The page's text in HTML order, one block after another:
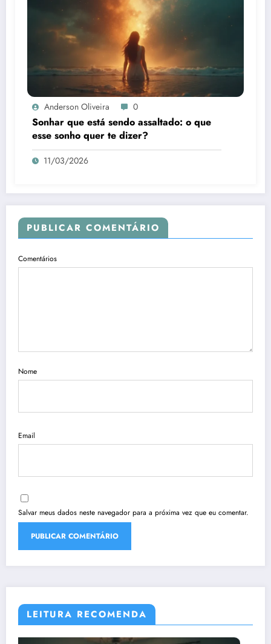
Anderson Oliveira 0
Sonhar que está sendo assaltado: o que
esse sonho quer te dizer?
11/03/2026
PUBLICAR COMENTÁRIO
Comentários
Nome
Email
Salvar meus dados neste navegador para a próxima vez que eu comentar.
LEITURA RECOMENDA